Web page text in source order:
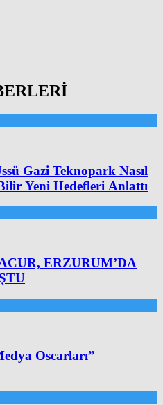
Gazi Teknopark Nasıl
Yeni Hedefleri Anlattı
ERZURUM’DA
Oscarları”